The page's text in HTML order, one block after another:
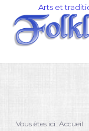
Catégorie
Vous êtes ici :Accueil